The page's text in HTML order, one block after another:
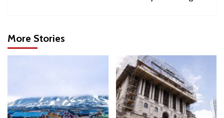
More Stories